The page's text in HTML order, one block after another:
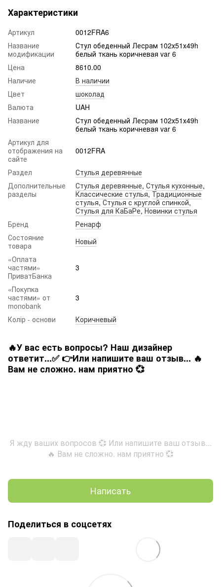
Характеристики
Артикул
0012FRA6
Название
модификации
Стул обеденный Лесрам 102х51х49h
белый ткань коричневая var 6
Цена
8610.00
Наличие
В наличии
Цвет
шоколад
Валюта
UAH
Название
Стул обеденный Лесрам 102х51х49h
белый ткань коричневая var 6
Артикул для
отображения на
сайте
0012FRA
Раздел
Стулья деревянные
Дополнительные
разделы
Стулья деревянные, Стулья кухонные,
Классические стулья,Традиционные
стулья,Стулья с круглой спинкой,
Стулья для КаБаРе,Новинки стулья
Бренд
Ренарф
Состояние
товара
Новый
«Оплата
частями»
ПриватБанка
3
«Покупка
частями» от
monobank
3
Колір - основи Коричневый
🔥У вас есть вопросы? Наш дизайнер
ответит...✅ 👉Или напишите ваш отзыв... 🔥
Вам не сложно. нам приятно 💞
Я жду ваших вопросов 💞 Или напишите ваш отзыв...
🔥 Вам не сложно. нам приятно 💞
Написать
Поделиться в соцсетях